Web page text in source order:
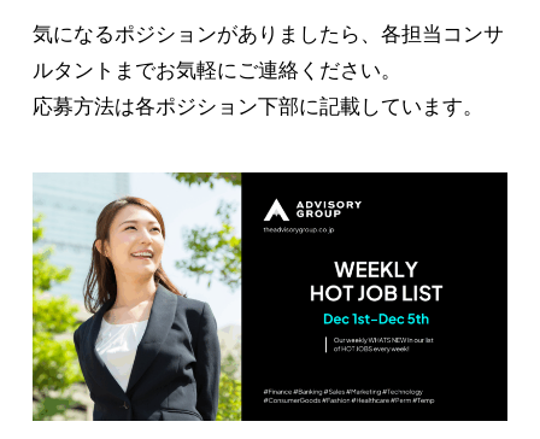
気になるポジションがありましたら、各担当コンサ
ルタントまでお気軽にご連絡ください。
応募方法は各ポジション下部に記載しています。